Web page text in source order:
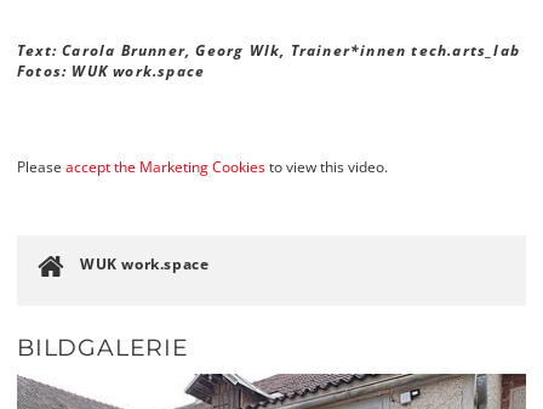
Text: Carola Brunner, Georg Wlk, Trainer*innen tech.arts_lab
Fotos: WUK work.space
Please accept the Marketing Cookiesto view this video.
WUK work.space
BILDGALERIE